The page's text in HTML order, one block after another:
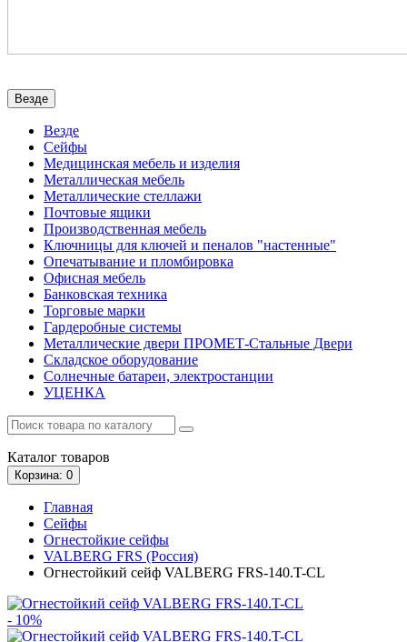
Везде
Везде
Сейфы
Медицинская мебель и изделия
Металлическая мебель
Металлические стеллажи
Почтовые ящики
Производственная мебель
Ключницы для ключей и пеналов "настенные"
Опечатывание и пломбировка
Офисная мебель
Банковская техника
Торговые марки
Гардеробные системы
Металлические двери ПРОМЕТ-Стальные Двери
Складское оборудование
Солнечные батареи, электростанции
УЦЕНКА
Каталог товаров
Корзина: 0
Главная
Сейфы
Огнестойкие сейфы
VALBERG FRS (Россия)
Огнестойкий сейф VALBERG FRS-140.T-CL
- 10%